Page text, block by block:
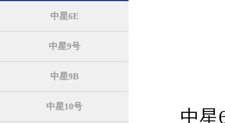
中星6E
中星9号
中星9B
中星10号
中星